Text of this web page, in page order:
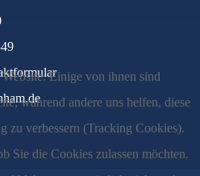
Einige von ihnen sind
während andere uns helfen, diese
zu verbessern (Tracking Cookies).
Sie die Cookies zulassen möchten.